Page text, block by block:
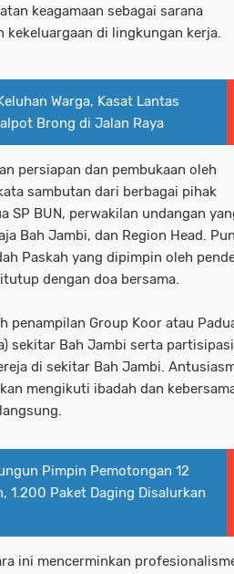
keagamaan sebagai sarana
kekeluargaan di lingkungan kerja.
Warga, Kasat Lantas
Brong di Jalan Raya
persiapan dan pembukaan oleh
sambutan dari berbagai pihak
SP BUN, perwakilan undangan
Bah Jambi, dan Region Head.
Paskah yang dipimpin oleh
dengan doa bersama.
penampilan Group Koor atau
sekitar Bah Jambi serta
di sekitar Bah Jambi.
mengikuti ibadah dan
Pimpin Pemotongan 12
1.200 Paket Daging Disalurkan
ini mencerminkan